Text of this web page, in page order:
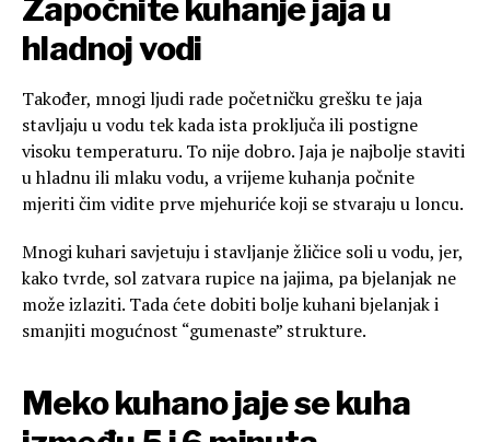
Započnite kuhanje jaja u
hladnoj vodi
Također, mnogi ljudi rade početničku grešku te jaja
stavljaju u vodu tek kada ista proključa ili postigne
visoku temperaturu. To nije dobro. Jaja je najbolje staviti
u hladnu ili mlaku vodu, a vrijeme kuhanja počnite
mjeriti čim vidite prve mjehuriće koji se stvaraju u loncu.
Mnogi kuhari savjetuju i stavljanje žličice soli u vodu, jer,
kako tvrde, sol zatvara rupice na jajima, pa bjelanjak ne
može izlaziti. Tada ćete dobiti bolje kuhani bjelanjak i
smanjiti mogućnost “gumenaste” strukture.
Meko kuhano jaje se kuha